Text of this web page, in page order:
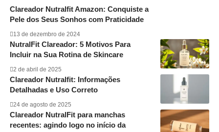
Clareador Nutralfit Amazon: Conquiste a
Pele dos Seus Sonhos com Praticidade
13 de dezembro de 2024
NutralFit Clareador: 5 Motivos Para
Incluir na Sua Rotina de Skincare
2 de abril de 2025
Clareador Nutralfit: Informações
Detalhadas e Uso Correto
24 de agosto de 2025
Clareador NutralFit para manchas
recentes: agindo logo no início da